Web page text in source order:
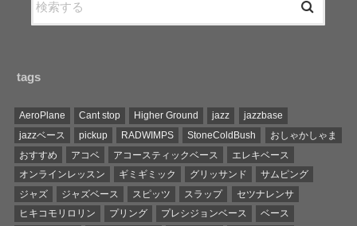
tags
AeroPlane Cant stop Higher Ground jazz
jazzbase
jazzベース
pickup RADWIMPS StoneColdBush
おしゃかしゃま
おすすめ
アコベ アコースティックベース
エレキベース
オンラインレッスン
ギミギミック グリッサンド
サムピング
ジャズ
ジャズベース スピッツ スラップ
セツナレンサ
ヒキコモリロリン
プリング プレシジョンベース
ベース